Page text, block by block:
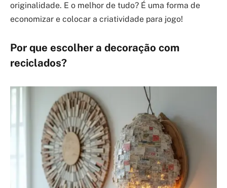
originalidade. E o melhor de tudo? É uma forma de
economizar e colocar a criatividade para jogo!
Por que escolher a decoração com
reciclados?